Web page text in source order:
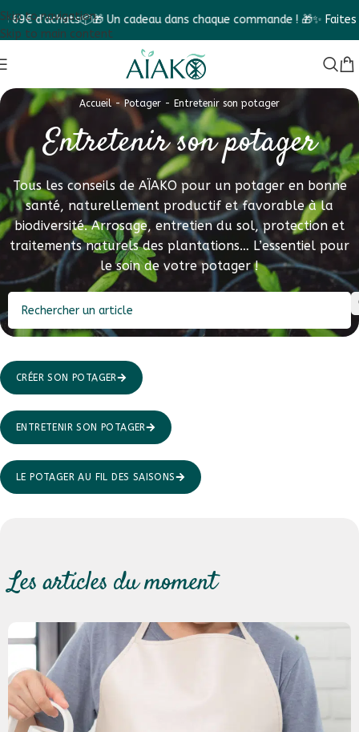
Skip to navigation
Skip to main content
dans chaque commande ! 🎁✨ Faites le Diagnostic végétal
Accueil- Potager - Entretenir son potager
Entretenir son potager
Tous les conseils de AÏAKO pour un potager en bonne
santé, naturellement productif et favorable à la
biodiversité. Arrosage, entretien du sol, protection et
traitements naturels des plantations… L’essentiel pour
le soin de votre potager !
CRÉER SON POTAGER
ENTRETENIR SON POTAGER
LE POTAGER AU FIL DES SAISONS
Les articles du moment